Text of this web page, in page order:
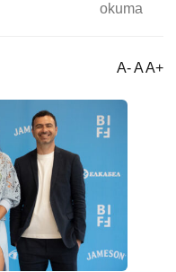
okuma
A- A A+